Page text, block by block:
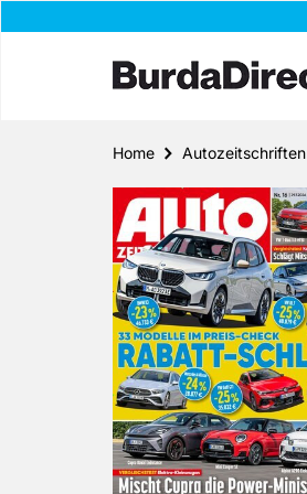
Home Autozeitschriften